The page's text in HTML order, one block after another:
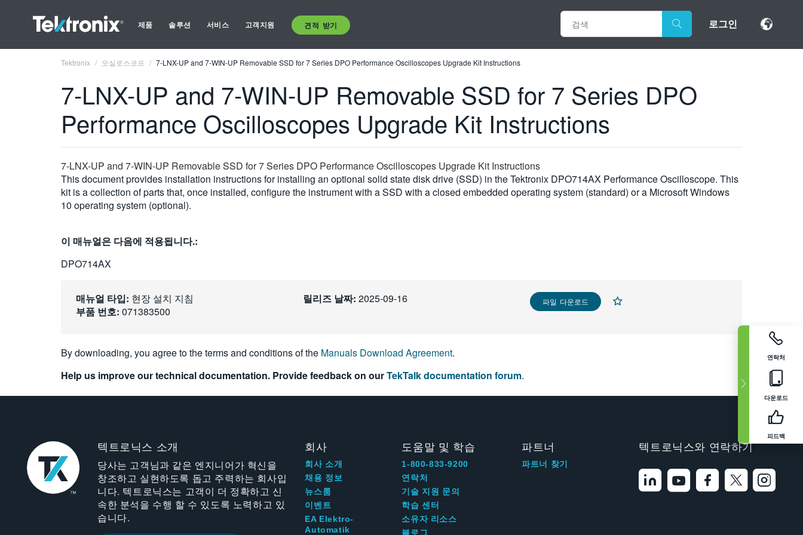
제품 솔루션 서비스 고객지원 견적 받기 로그인
연락처
다운로드
피드백
Tektronix 오실로스코프 7-LNX-UP and 7-WIN-UP Removable SSD for 7 Series DPO Performance Oscilloscopes Upgrade Kit Instructions
7-LNX-UP and 7-WIN-UP Removable SSD for 7 Series DPO
Performance Oscilloscopes Upgrade Kit Instructions
7-LNX-UP and 7-WIN-UP Removable SSD for 7 Series DPO Performance Oscilloscopes Upgrade Kit Instructions
This document provides installation instructions for installing an optional solid state disk drive (SSD) in the Tektronix DPO714AX Performance Oscilloscope. This
kit is a collection of parts that, once installed, configure the instrument with a SSD with a closed embedded operating system (standard) or a Microsoft Windows
10 operating system (optional).
이 매뉴얼은 다음에 적용됩니다.:
DPO714AX
매뉴얼 타입: 현장 설치 지침
부품 번호: 071383500
릴리즈 날짜: 2025-09-16 파일 다운로드
By downloading, you agree to the terms and conditions of the Manuals Download Agreement.
Help us improve our technical documentation. Provide feedback on ourTekTalk documentation forum.
텍트로닉스 소개
당사는 고객님과 같은 엔지니어가 혁신을
창조하고 실현하도록 돕고 주력하는 회사입
니다. 텍트로닉스는 고객이 더 정확하고 신
속한 분석을 수행 할 수 있도록 노력하고 있
습니다.
회사
회사 소개
채용 정보
뉴스룸
이벤트
EA Elektro-
Automatik
도움말 및 학습
1-800-833-9200
연락처
기술 지원 문의
학습 센터
소유자 리소스
블로그
파트너
파트너 찾기
텍트로닉스와 연락하기